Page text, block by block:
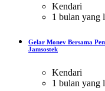
Kendari
1 bulan yang
Gelar Monev Bersama
Jamsostek
Kendari
1 bulan yang